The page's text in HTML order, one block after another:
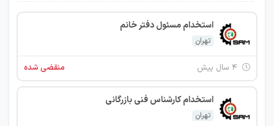
استخدام مسئول دفتر خانم
تهران
منقضی شده
استخدام کارشناس فنی بازرگانی
تهران